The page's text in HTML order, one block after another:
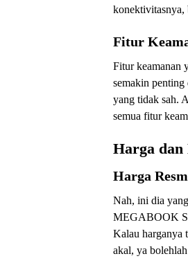
konektivitasnya,
Fitur
Fitur keamanan
semakin
yang tidak sah.
semua fitur
Harga dan
Harga
Nah, ini dia
MEGABOOK
Kalau harganya
akal, ya